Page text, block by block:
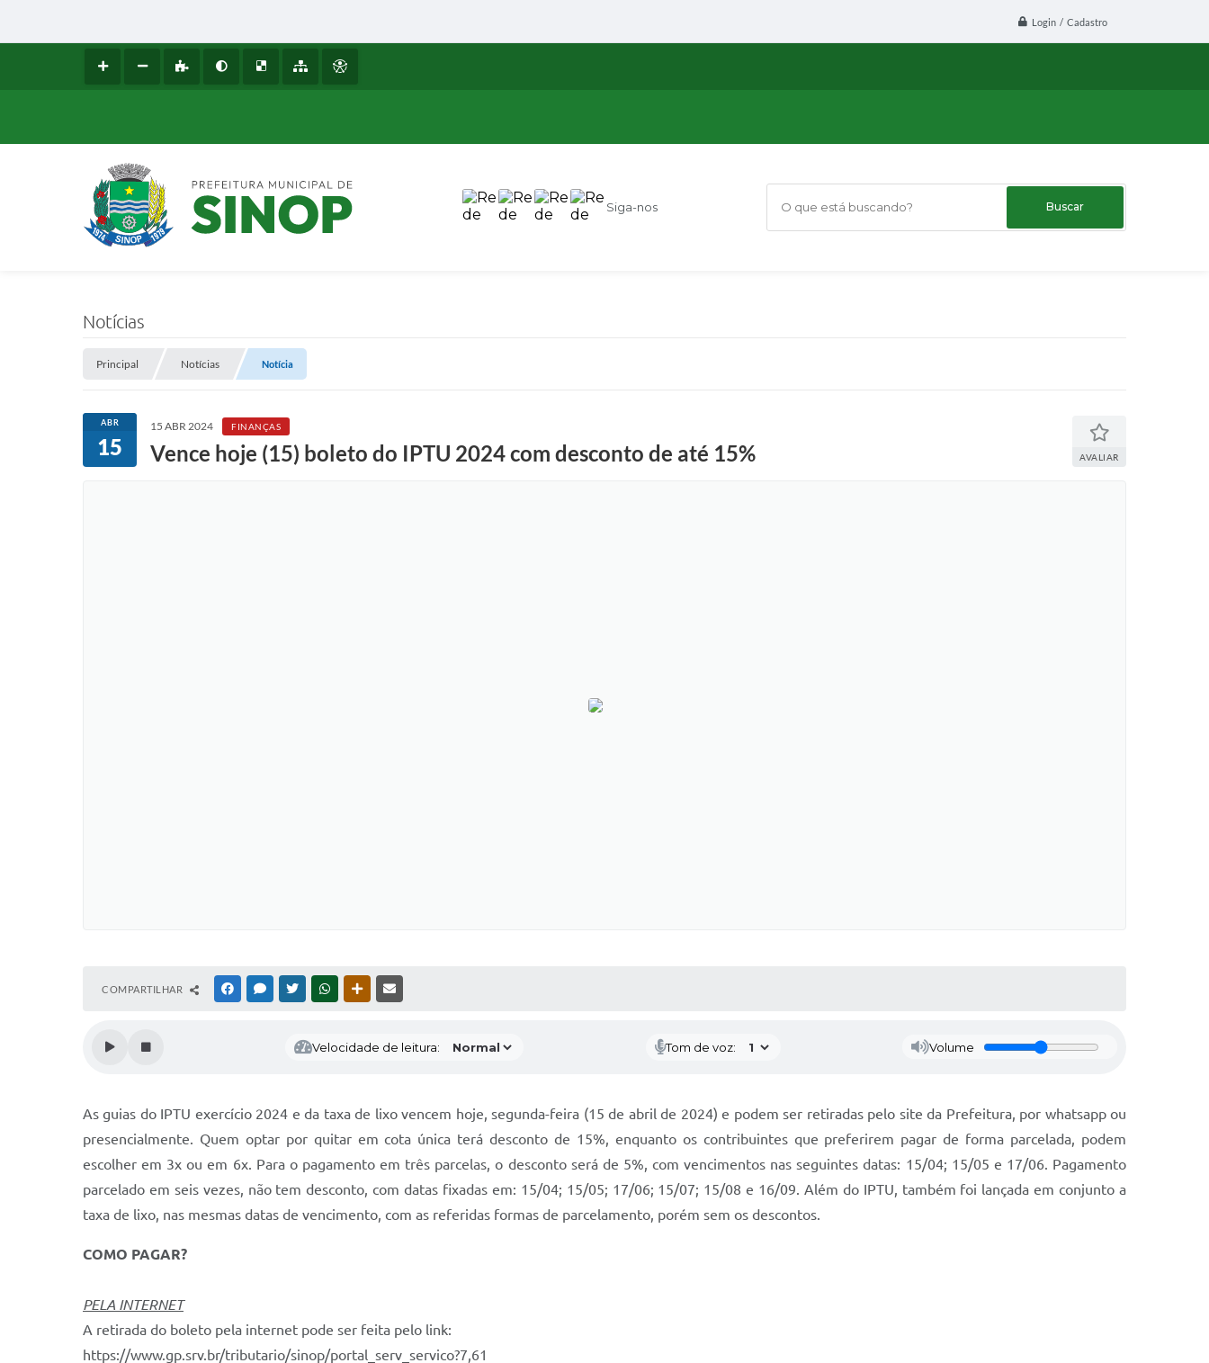
Login / Cadastro
Siga-nos O que está buscando?
Notícias
Principal Notícias Notícia
ABR
15
15 ABR 2024 FINANÇAS
Vence hoje (15) boleto do IPTU 2024 com desconto de até 15% AVALIAR
COMPARTILHAR FACEBOOKMESSENGER
TWITTERWHATSAPPOUTRAS MÍDIAS
Velocidade de leitura: Tom de voz: Volume
As guias do IPTU exercício 2024 e da taxa de lixo vencem hoje, segunda-feira (15 de abril de 2024) e podem ser retiradas pelo site da Prefeitura, por whatsapp ou
presencialmente. Quem optar por quitar em cota única terá desconto de 15%, enquanto os contribuintes que preferirem pagar de forma parcelada, podem
escolher em 3x ou em 6x. Para o pagamento em três parcelas, o desconto será de 5%, com vencimentos nas seguintes datas: 15/04; 15/05 e 17/06. Pagamento
parcelado em seis vezes, não tem desconto, com datas fixadas em: 15/04; 15/05; 17/06; 15/07; 15/08 e 16/09. Além do IPTU, também foi lançada em conjunto a
taxa de lixo, nas mesmas datas de vencimento, com as referidas formas de parcelamento, porém sem os descontos.
COMO PAGAR?
PELA INTERNET
A retirada do boleto pela internet pode ser feita pelo link:
https://www.gp.srv.br/tributario/sinop/portal_serv_servico?7,61